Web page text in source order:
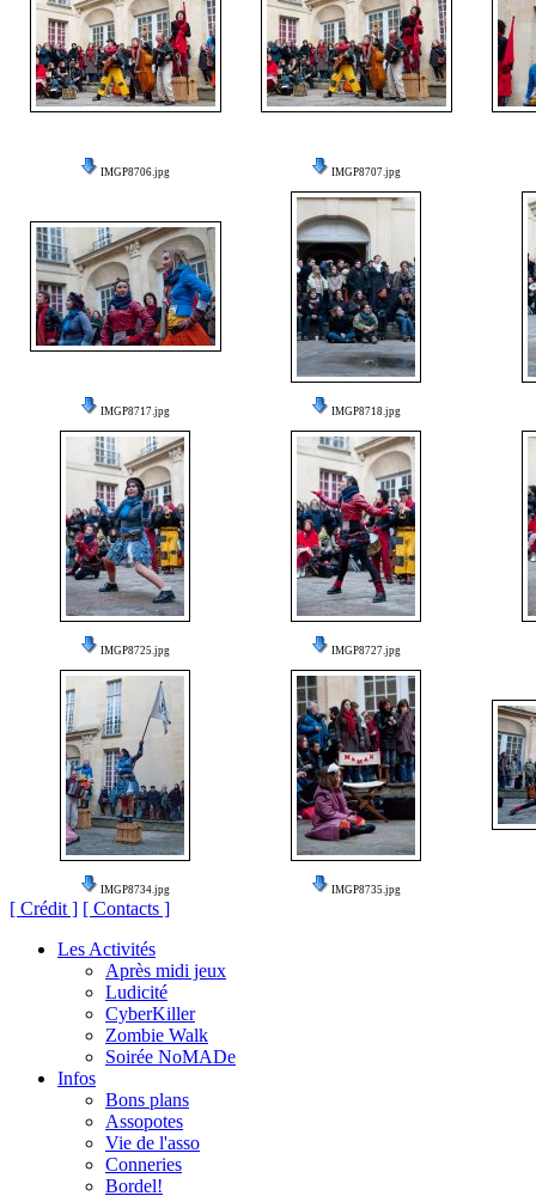
IMGP8706.jpg IMGP8707.jpg
IMGP8717.jpg IMGP8718.jpg
IMGP8725.jpg IMGP8727.jpg
IMGP8734.jpg IMGP8735.jpg
[ Crédit ] [ Contacts ]
Les Activités
Après midi jeux
Ludicité
CyberKiller
Zombie Walk
Soirée NoMADe
Infos
Bons plans
Assopotes
Vie de l'asso
Conneries
Bordel!